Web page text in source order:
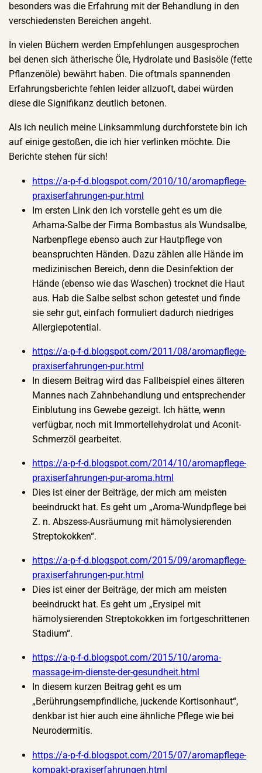
besonders was die Erfahrung mit der Behandlung in den
verschiedensten Bereichen angeht.
In vielen Büchern werden Empfehlungen ausgesprochen
bei denen sich ätherische Öle, Hydrolate und Basisöle (fette
Pflanzenöle) bewährt haben. Die oftmals spannenden
Erfahrungsberichte fehlen leider allzuoft, dabei würden
diese die Signifikanz deutlich betonen.
Als ich neulich meine Linksammlung durchforstete bin ich
auf einige gestoßen, die ich hier verlinken möchte. Die
Berichte stehen für sich!
https://a-p-f-d.blogspot.com/2010/10/aromapflege-
praxiserfahrungen-pur.html
Im ersten Link den ich vorstelle geht es um die
Arhama-Salbe der Firma Bombastus als Wundsalbe,
Narbenpflege ebenso auch zur Hautpflege von
beanspruchten Händen. Dazu zählen alle Hände im
medizinischen Bereich, denn die Desinfektion der
Hände (ebenso wie das Waschen) trocknet die Haut
aus. Hab die Salbe selbst schon getestet und finde
sie sehr gut, einfach formuliert dadurch niedriges
Allergiepotential.
https://a-p-f-d.blogspot.com/2011/08/aromapflege-
praxiserfahrungen-pur.html
In diesem Beitrag wird das Fallbeispiel eines älteren
Mannes nach Zahnbehandlung und entsprechender
Einblutung ins Gewebe gezeigt. Ich hätte, wenn
verfügbar, noch mit Immortellehydrolat und Aconit-
Schmerzöl gearbeitet.
https://a-p-f-d.blogspot.com/2014/10/aromapflege-
praxiserfahrungen-pur-aroma.html
Dies ist einer der Beiträge, der mich am meisten
beeindruckt hat. Es geht um „Aroma-Wundpflege bei
Z. n. Abszess-Ausräumung mit hämolysierenden
Streptokokken“.
https://a-p-f-d.blogspot.com/2015/09/aromapflege-
praxiserfahrungen-pur.html
Dies ist einer der Beiträge, der mich am meisten
beeindruckt hat. Es geht um „Erysipel mit
hämolysierenden Streptokokken im fortgeschrittenen
Stadium“.
https://a-p-f-d.blogspot.com/2015/10/aroma-
massage-im-dienste-der-gesundheit.html
In diesem kurzen Beitrag geht es um
„Berührungsempfindliche, juckende Kortisonhaut“,
denkbar ist hier auch eine ähnliche Pflege wie bei
Neurodermitis.
https://a-p-f-d.blogspot.com/2015/07/aromapflege-
kompakt-praxiserfahrungen.html